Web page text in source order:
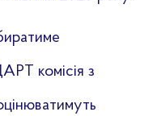
комісія з